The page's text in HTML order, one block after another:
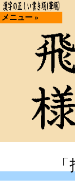
メニュー »